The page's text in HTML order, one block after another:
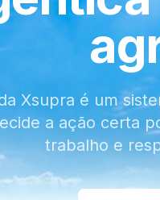
Xsupra é um
a ação certa
trabalho e